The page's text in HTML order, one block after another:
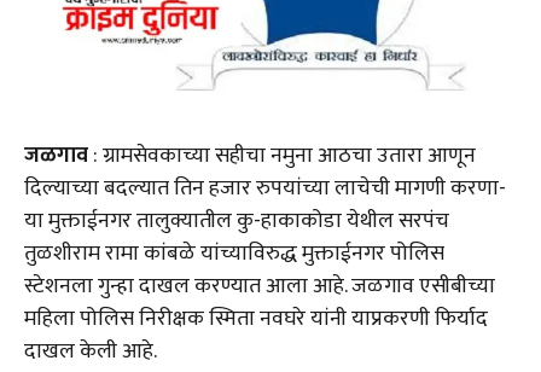
जळगाव: ग्रामसेवकाच्या सहीचा नमुना आठचा उतारा आणून
दिल्याच्या बदल्यात तिन हजार रुपयांच्या लाचेची मागणी करणा-
या मुक्ताईनगर तालुक्यातील कु-हाकाकोडा येथील सरपंच
तुळशीराम रामा कांबळे यांच्याविरुद्ध मुक्ताईनगर पोलिस
स्टेशनला गुन्हा दाखल करण्यात आला आहे. जळगाव एसीबीच्या
महिला पोलिस निरीक्षक स्मिता नवघरे यांनी याप्रकरणी फिर्याद
दाखल केली आहे.